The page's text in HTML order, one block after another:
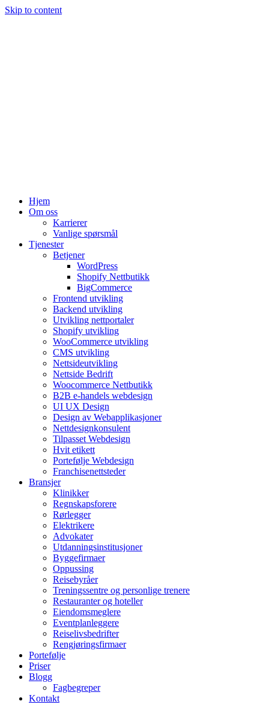
Skip to content
Hjem
Om oss
Karrierer
Vanlige spørsmål
Tjenester
Betjener
WordPress
Shopify Nettbutikk
BigCommerce
Frontend utvikling
Backend utvikling
Utvikling nettportaler
Shopify utvikling
WooCommerce utvikling
CMS utvikling
Nettsideutvikling
Nettside Bedrift
Woocommerce Nettbutikk
B2B e-handels webdesign
UI UX Design
Design av Webapplikasjoner
Nettdesignkonsulent
Tilpasset Webdesign
Hvit etikett
Portefølje Webdesign
Franchisenettsteder
Bransjer
Klinikker
Regnskapsforere
Rørlegger
Elektrikere
Advokater
Utdanningsinstitusjoner
Byggefirmaer
Oppussing
Reisebyråer
Treningssentre og personlige trenere
Restauranter og hoteller
Eiendomsmeglere
Eventplanleggere
Reiselivsbedrifter
Rengjøringsfirmaer
Portefølje
Priser
Blogg
Fagbegreper
Kontakt